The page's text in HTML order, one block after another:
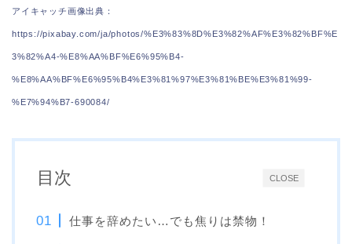
アイキャッチ画像出典：
https://pixabay.com/ja/photos/%E3%83%8D%E3%82%AF%E3%82%BF%E
3%82%A4-%E8%AA%BF%E6%95%B4-
%E8%AA%BF%E6%95%B4%E3%81%97%E3%81%BE%E3%81%99-
%E7%94%B7-690084/
CLOSE
目次
仕事を辞めたい…でも焦りは禁物！